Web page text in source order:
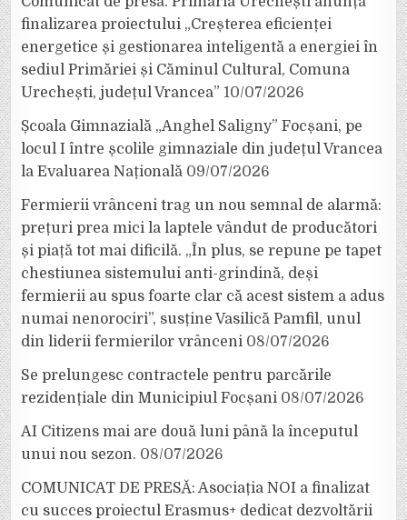
finalizarea proiectului „Creșterea eficienței
energetice și gestionarea inteligentă a energiei în
sediul Primăriei și Căminul Cultural, Comuna
Urechești, județul Vrancea” 10/07/2026
Școala Gimnazială „Anghel Saligny” Focșani, pe
locul I între școlile gimnaziale din județul Vrancea
la Evaluarea Națională 09/07/2026
Fermierii vrânceni trag un nou semnal de alarmă:
prețuri prea mici la laptele vândut de producători
și piață tot mai dificilă. „În plus, se repune pe tapet
chestiunea sistemului anti-grindină, deși
fermierii au spus foarte clar că acest sistem a adus
numai nenorociri”, susține Vasilică Pamfil, unul
din liderii fermierilor vrânceni 08/07/2026
Se prelungesc contractele pentru parcările
rezidențiale din Municipiul Focșani 08/07/2026
AI Citizens mai are două luni până la începutul
unui nou sezon. 08/07/2026
COMUNICAT DE PRESĂ: Asociația NOI a finalizat
cu succes proiectul Erasmus+ dedicat dezvoltării